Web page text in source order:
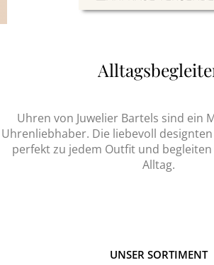
Uhren von Juwelier Bartels sind ein
Uhrenliebhaber. Die liebevoll
perfekt zu jedem Outfit und begleiten
Alltag.
UNSER SORTIMENT